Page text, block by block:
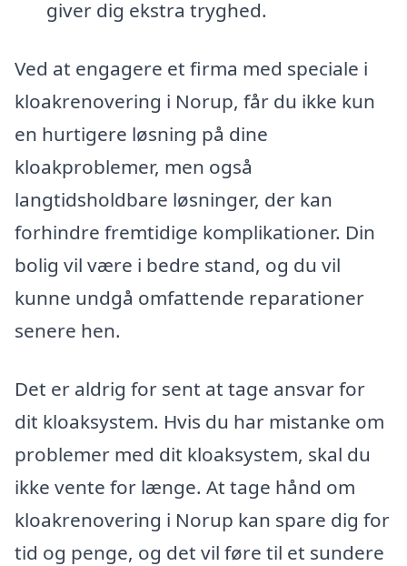
giver dig ekstra tryghed.
Ved at engagere et firma med speciale i
kloakrenovering i Norup, får du ikke kun
en hurtigere løsning på dine
kloakproblemer, men også
langtidsholdbare løsninger, der kan
forhindre fremtidige komplikationer. Din
bolig vil være i bedre stand, og du vil
kunne undgå omfattende reparationer
senere hen.
Det er aldrig for sent at tage ansvar for
dit kloaksystem. Hvis du har mistanke om
problemer med dit kloaksystem, skal du
ikke vente for længe. At tage hånd om
kloakrenovering i Norup kan spare dig for
tid og penge, og det vil føre til et sundere